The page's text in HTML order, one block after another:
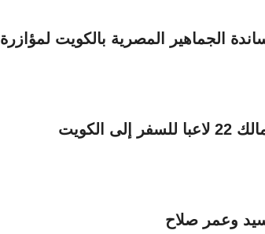
الجماهير المصرية بالكويت لمؤازرة
واختار السويسرى كريستيان جروس المدير الفنى للزمالك 22 لاعبا للسفر إلى الكويت
وعمر صلاح